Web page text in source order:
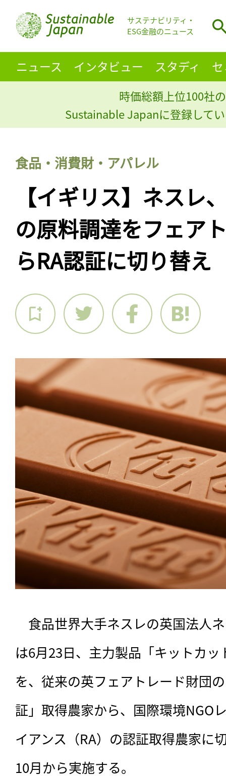
サステナビリティ・
ESG金融のニュース
ニュース インタビュー スタディ
時価総額上位100社
Sustainable Japanに登録して
食品・消費財・アパレル
【イギリス】ネスレ
の原料調達をフェア
らRA認証に切り替え
食品世界大手ネスレの英国法人
は6月23日、主力製品「キットカ
を、従来の英フェアトレード財団
証」取得農家から、国際環境NGO
イアンス（RA）の認証取得農家に
10月から実施する。